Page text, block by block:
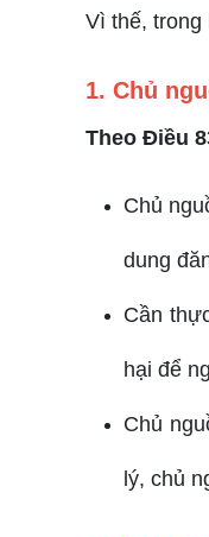
Vì thế, trong
1. Chủ
Theo Điều
Chủ
dung
Cần
hại để
Chủ
lý, chủ